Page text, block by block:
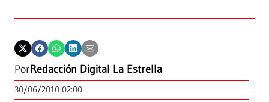
PorRedacción Digital La Estrella
30/06/2010 02:00